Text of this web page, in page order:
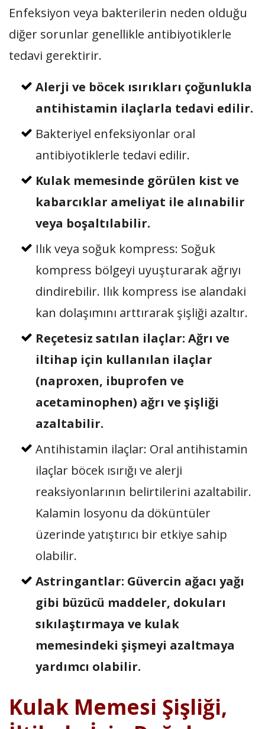
Enfeksiyon veya bakterilerin neden olduğu
diğer sorunlar genellikle antibiyotiklerle
tedavi gerektirir.
Alerji ve böcek ısırıkları çoğunlukla
antihistamin ilaçlarla tedavi edilir.
Bakteriyel enfeksiyonlar oral
antibiyotiklerle tedavi edilir.
Kulak memesinde görülen kist ve
kabarcıklar ameliyat ile alınabilir
veya boşaltılabilir.
Ilık veya soğuk kompress: Soğuk
kompress bölgeyi uyuşturarak ağrıyı
dindirebilir. Ilık kompress ise alandaki
kan dolaşımını arttırarak şişliği azaltır.
Reçetesiz satılan ilaçlar: Ağrı ve
iltihap için kullanılan ilaçlar
(naproxen, ibuprofen ve
acetaminophen) ağrı ve şişliği
azaltabilir.
Antihistamin ilaçlar: Oral antihistamin
ilaçlar böcek ısırığı ve alerji
reaksiyonlarının belirtilerini azaltabilir.
Kalamin losyonu da döküntüler
üzerinde yatıştırıcı bir etkiye sahip
olabilir.
Astringantlar: Güvercin ağacı yağı
gibi büzücü maddeler, dokuları
sıkılaştırmaya ve kulak
memesindeki şişmeyi azaltmaya
yardımcı olabilir.
Kulak Memesi Şişliği,